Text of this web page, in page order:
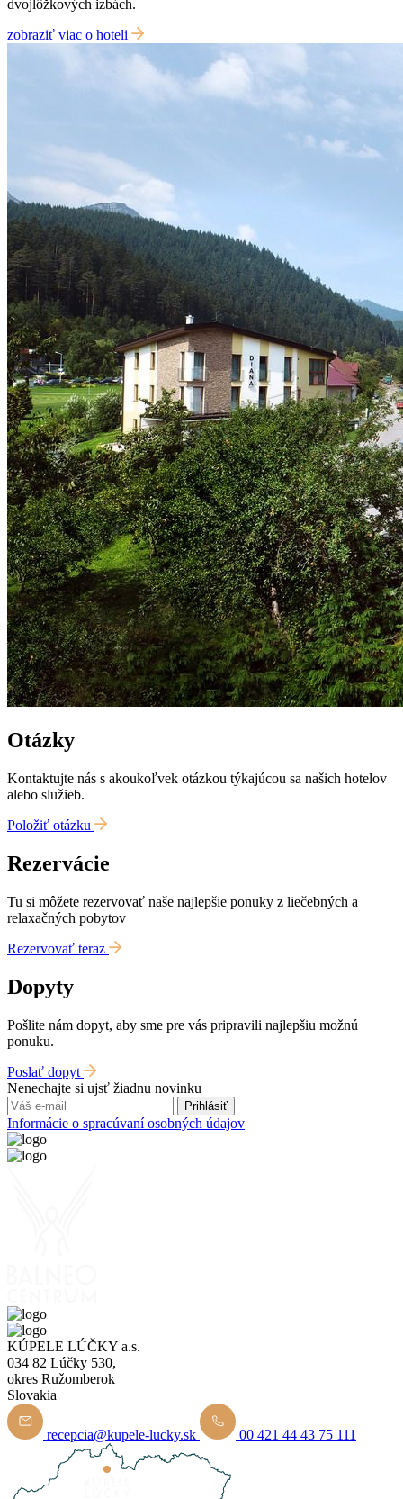
dvojlôžkových izbách.
zobraziť viac o hoteli
Otázky
Kontaktujte nás s akoukoľvek otázkou týkajúcou sa našich hotelov
alebo služieb.
Položiť otázku
Rezervácie
Tu si môžete rezervovať naše najlepšie ponuky z liečebných a
relaxačných pobytov
Rezervovať teraz
Dopyty
Pošlite nám dopyt, aby sme pre vás pripravili najlepšiu možnú
ponuku.
Poslať dopyt
Nenechajte si ujsť žiadnu novinku
Prihlásiť
Informácie o spracúvaní osobných údajov
KÚPELE LÚČKY a.s.
034 82 Lúčky 530,
okres Ružomberok
Slovakia
recepcia@kupele-lucky.sk 00 421 44 43 75 111